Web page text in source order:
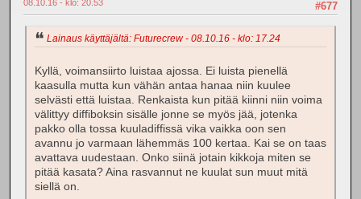
#677
08.10.16 - klo: 20.53
Lainaus käyttäjältä: Futurecrew - 08.10.16 - klo: 17.24
Kyllä, voimansiirto luistaa ajossa. Ei luista pienellä
kaasulla mutta kun vähän antaa hanaa niin kuulee
selvästi että luistaa. Renkaista kun pitää kiinni niin voima
välittyy diffiboksin sisälle jonne se myös jää, jotenka
pakko olla tossa kuuladiffissä vika vaikka oon sen
avannu jo varmaan lähemmäs 100 kertaa. Kai se on taas
avattava uudestaan. Onko siinä jotain kikkoja miten se
pitää kasata? Aina rasvannut ne kuulat sun muut mitä
siellä on.